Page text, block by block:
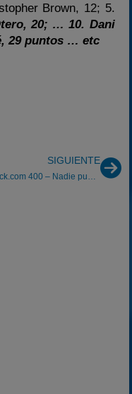
Brown, 12; 5.
20; … 10. Dani
29 puntos … etc
SIGUIENTE
LifeRock.com 400 – Nadie puede con Kyle Busch